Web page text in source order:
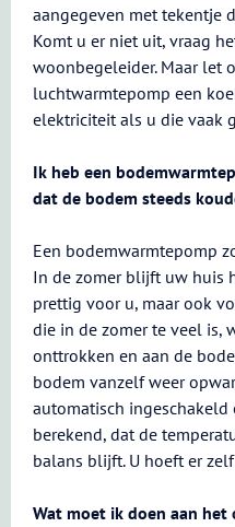
aangegeven met tekentje
Komt u er niet uit, vraag
woonbegeleider. Maar let
luchtwarmtepomp een
elektriciteit als u die vaak
Ik heb een
dat de bodem steeds
Een bodemwarmtepomp
In de zomer blijft uw huis
prettig voor u, maar ook
die in de zomer te veel is,
onttrokken en aan de
bodem vanzelf weer
automatisch ingeschakeld
berekend, dat de
balans blijft. U hoeft er
Wat moet ik doen aan het